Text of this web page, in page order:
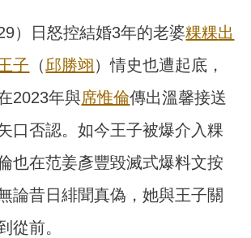
）日怒控結婚3年的老婆粿粿出
子 （邱勝翊）情史也遭起底，
2023年與席惟倫傳出溫馨接送
口否認。如今王子被爆介入粿
也在范姜彥豐毀滅式爆料文按
論昔日緋聞真偽，她與王子關
從前。